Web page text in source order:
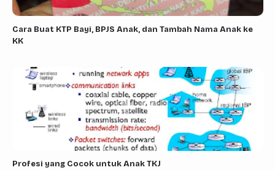
Cara Buat KTP Bayi, BPJS Anak, dan Tambah Nama Anak ke
KK
Profesi yang Cocok untuk Anak TKJ